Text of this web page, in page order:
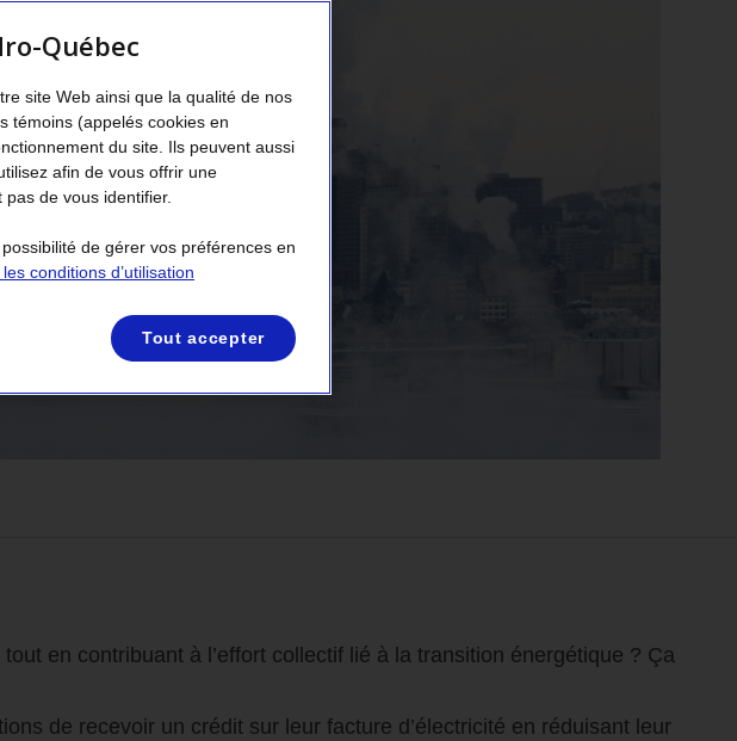
en contribuant à l’effort collectif lié à la transition énergétique ? Ça
de recevoir un crédit sur leur facture d’électricité en réduisant leur
Québec
site Web ainsi que la qualité de nos
témoins (appelés cookies en
du site. Ils peuvent aussi
afin de vous offrir une
de vous identifier.
de gérer vos préférences en
conditions d’utilisation
Tout accepter